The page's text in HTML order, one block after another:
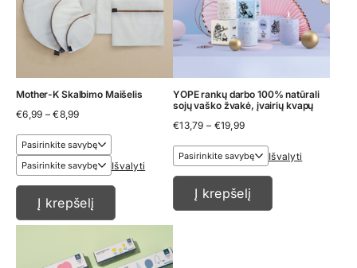
Mother-K Skalbimo Maišelis
€6,99 – €8,99Price
€6,99
through
€8,99 Išvalyti
Į krepšelį
YOPE rankų darbo 100% natūrali
sojų vaško žvakė, įvairių kvapų
€13,79 – €19,99Price
€13,79
throughIšvalyti
Į krepšelį